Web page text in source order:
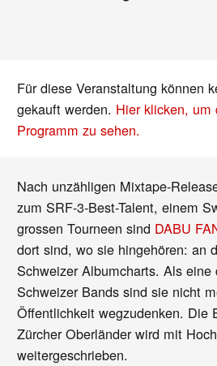
Für diese Veranstaltung können
gekauft werden. Hier klicken, um
Programm zu sehen.
Nach unzähligen Mixtape-
zum SRF-3-Best-Talent, einem
grossen Tourneen sind DABU
dort sind, wo sie hingehören: an
Schweizer Albumcharts. Als eine
Schweizer Bands sind sie nicht
Öffentlichkeit wegzudenken. Die
Zürcher Oberländer wird mit
weitergeschrieben.